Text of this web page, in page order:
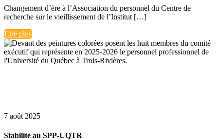
Changement d’ère à l’Association du personnel du Centre de
recherche sur le vieillissement de l’Institut […]
Lire plus
7 août 2025
Stabilité au SPP-UQTR